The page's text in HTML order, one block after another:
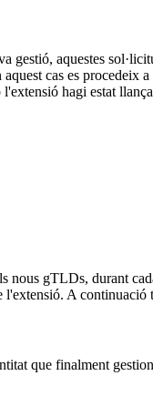
gestió, aquestes
cas es
hagi estat
nous gTLDs, durant
A
que finalment